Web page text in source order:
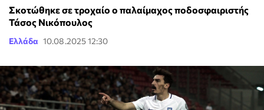
Σκοτώθηκε σε τροχαίο ο παλαίμαχος ποδοσφαιριστής
Τάσος Νικόπουλος
Ελλάδα 10.08.2025 12:30